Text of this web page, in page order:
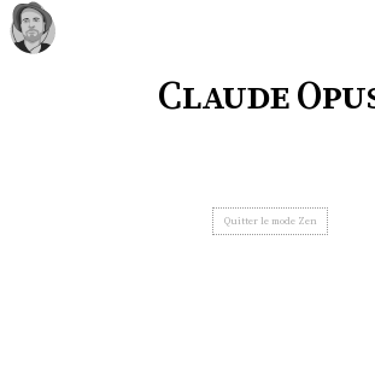
Claude
Quitter le mode Zen